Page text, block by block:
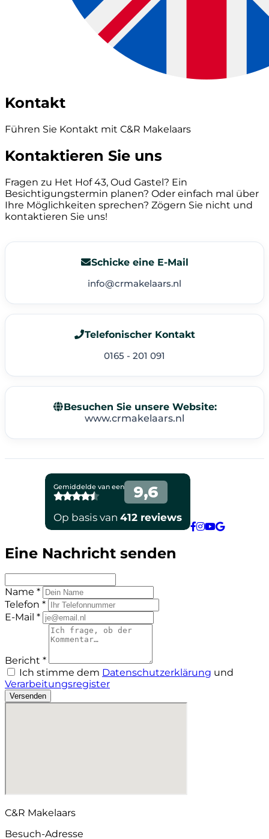
Kontakt
Führen Sie Kontakt mit C&R Makelaars
Kontaktieren Sie uns
Fragen zu Het Hof 43, Oud Gastel? Ein
Besichtigungstermin planen? Oder einfach mal über
Ihre Möglichkeiten sprechen? Zögern Sie nicht und
kontaktieren Sie uns!
Schicke eine E-Mail
info@crmakelaars.nl
Telefonischer Kontakt
0165 - 201 091
Besuchen Sie unsere Website:
www.crmakelaars.nl
Eine Nachricht senden
Name *
Telefon *
E-Mail *
Bericht *
Ich stimme dem Datenschutzerklärung und
Verarbeitungsregister
Versenden
C&R Makelaars
Besuch-Adresse